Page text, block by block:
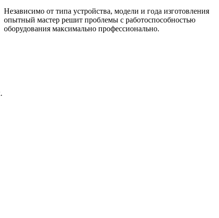
Независимо от типа устройства, модели и года изготовления
опытный мастер решит проблемы с работоспособностью
оборудования максимально профессионально.